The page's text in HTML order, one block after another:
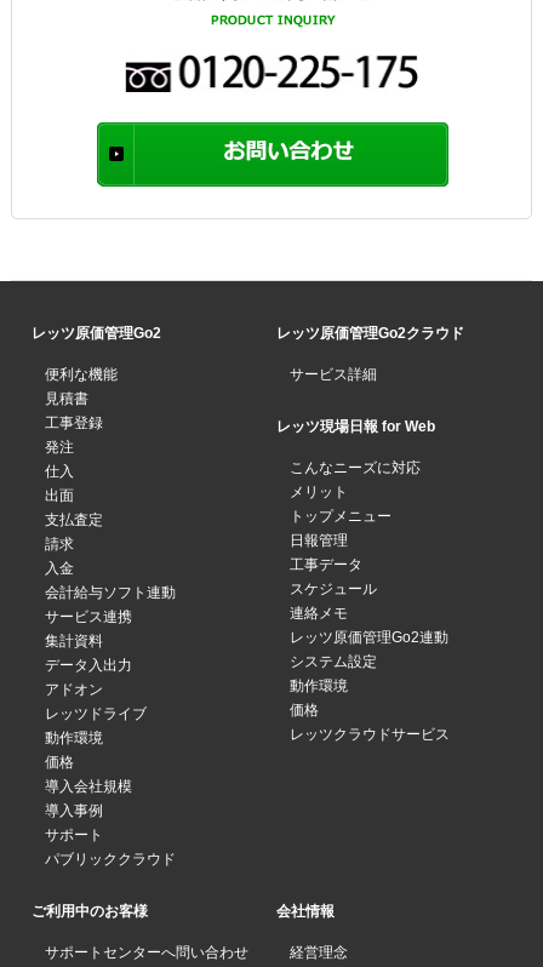
レッツ原価管理Go2
便利な機能
見積書
工事登録
発注
仕入
出面
支払査定
請求
入金
会計給与ソフト連動
サービス連携
集計資料
データ入出力
アドオン
レッツドライブ
動作環境
価格
導入会社規模
導入事例
サポート
パブリッククラウド
レッツ原価管理Go2クラウド
サービス詳細
レッツ現場日報 for Web
こんなニーズに対応
メリット
トップメニュー
日報管理
工事データ
スケジュール
連絡メモ
レッツ原価管理Go2連動
システム設定
動作環境
価格
レッツクラウドサービス
ご利用中のお客様
サポートセンターへ問い合わせ
会社情報
経営理念